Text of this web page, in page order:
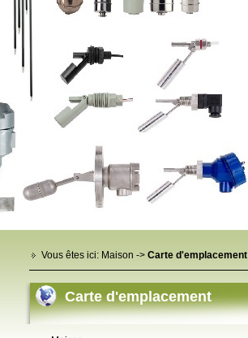
Vous êtes ici: Maison -> Carte d'emplacement
Carte d'emplacement